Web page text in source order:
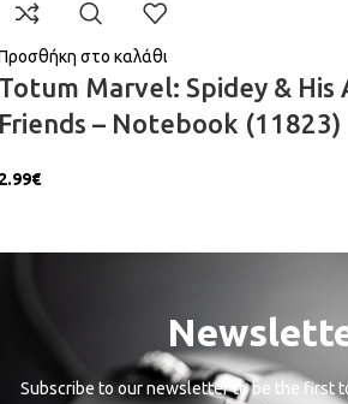
στο καλάθι
Marvel: Spidey & His
– Notebook (11823)
€
Subscribe to our newsletter to be the first